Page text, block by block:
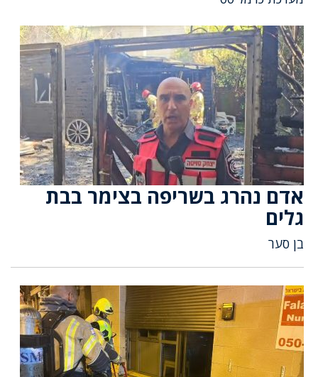
אדם נהרג בשריפה בצימר בבת
גלים
בן סער